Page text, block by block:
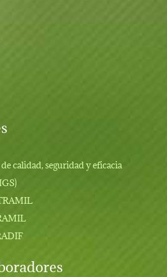
calidad, seguridad y eficacia